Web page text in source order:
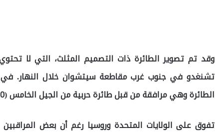
وقد تم تصوير الطائرة ذات التصميم المثلث، التي لا
تشنغدو في جنوب غرب مقاطعة سيتشوان خلال النهار.
الطائرة وهي مرافقة من قبل طائرة حربية من الجيل الخامس (J-20).
تفوق على الولايات المتحدة وروسيا رغم أن بعض